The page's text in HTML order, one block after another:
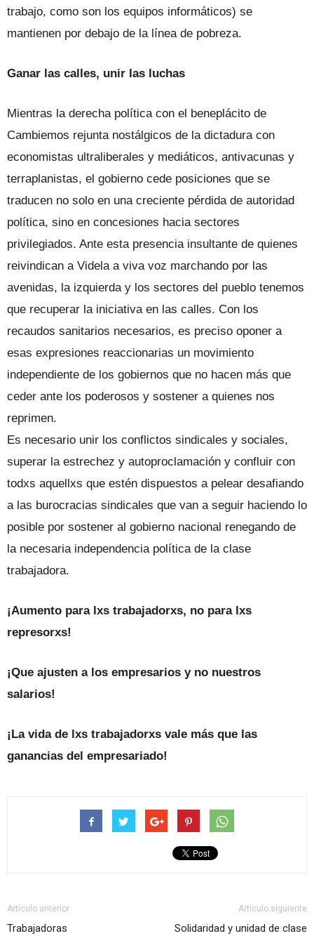
trabajo, como son los equipos informáticos) se
mantienen por debajo de la línea de pobreza.
Ganar las calles, unir las luchas
Mientras la derecha política con el beneplácito de
Cambiemos rejunta nostálgicos de la dictadura con
economistas ultraliberales y mediáticos, antivacunas y
terraplanistas, el gobierno cede posiciones que se
traducen no solo en una creciente pérdida de autoridad
política, sino en concesiones hacia sectores
privilegiados. Ante esta presencia insultante de quienes
reivindican a Videla a viva voz marchando por las
avenidas, la izquierda y los sectores del pueblo tenemos
que recuperar la iniciativa en las calles. Con los
recaudos sanitarios necesarios, es preciso oponer a
esas expresiones reaccionarias un movimiento
independiente de los gobiernos que no hacen más que
ceder ante los poderosos y sostener a quienes nos
reprimen.
Es necesario unir los conflictos sindicales y sociales,
superar la estrechez y autoproclamación y confluir con
todxs aquellxs que estén dispuestos a pelear desafiando
a las burocracias sindicales que van a seguir haciendo lo
posible por sostener al gobierno nacional renegando de
la necesaria independencia política de la clase
trabajadora.
¡Aumento para lxs trabajadorxs, no para lxs
represorxs!
¡Que ajusten a los empresarios y no nuestros
salarios!
¡La vida de lxs trabajadorxs vale más que las
ganancias del empresariado!
Artículo anterior
Trabajadoras
Artículo siguiente
Solidaridad y unidad de clase